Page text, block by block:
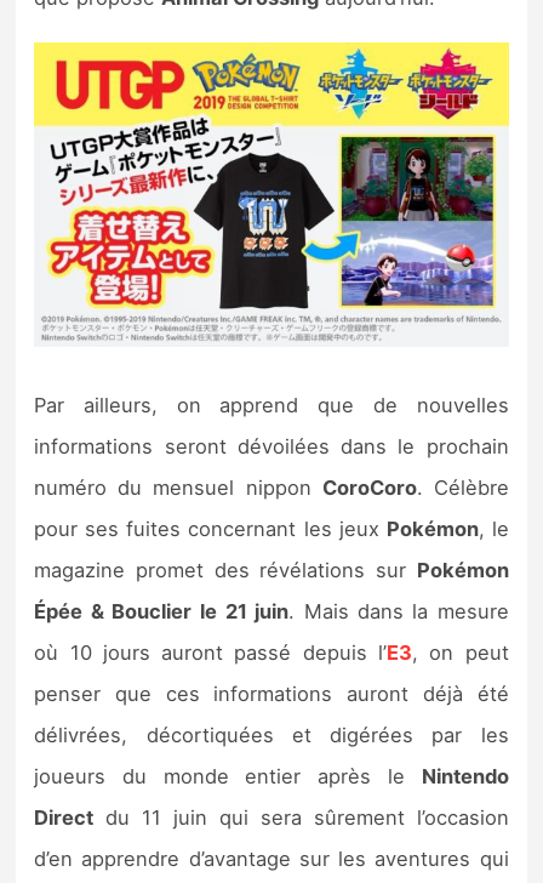
Par ailleurs, on apprend que de nouvelles
informations seront dévoilées dans le prochain
numéro du mensuel nippon CoroCoro. Célèbre
pour ses fuites concernant les jeux Pokémon, le
magazine promet des révélations sur Pokémon
Épée & Bouclier le 21 juin. Mais dans la mesure
où 10 jours auront passé depuis l’E3, on peut
penser que ces informations auront déjà été
délivrées, décortiquées et digérées par les
joueurs du monde entier après le Nintendo
Direct du 11 juin qui sera sûrement l’occasion
d’en apprendre d’avantage sur les aventures qui